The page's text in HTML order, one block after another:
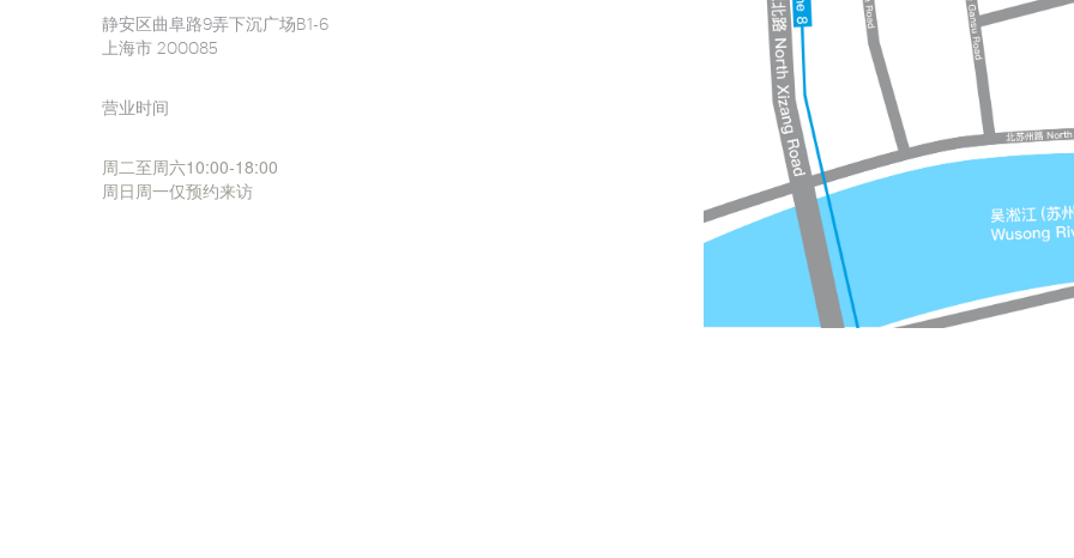
静安区曲阜路9弄下沉广场B1-6
上海市 200085
营业时间
周二至周六10:00-18:00
周日周一仅预约来访